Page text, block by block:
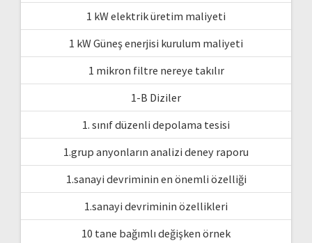
1 kW elektrik üretim maliyeti
1 kW Güneş enerjisi kurulum maliyeti
1 mikron filtre nereye takılır
1-B Diziler
1. sınıf düzenli depolama tesisi
1.grup anyonların analizi deney raporu
1.sanayi devriminin en önemli özelliği
1.sanayi devriminin özellikleri
10 tane bağımlı değişken örnek